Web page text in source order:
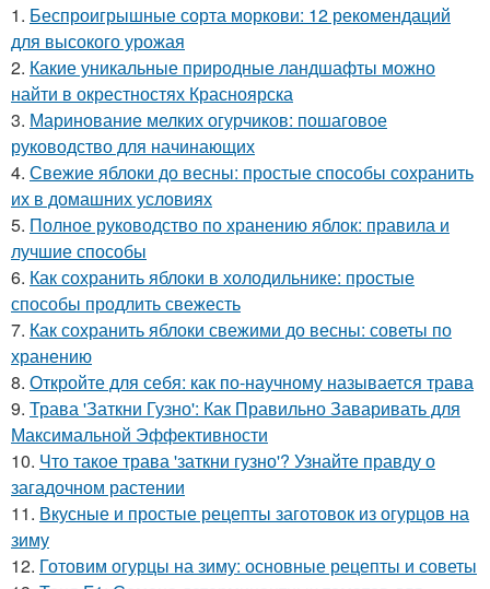
1. Беспроигрышные сорта моркови: 12 рекомендаций
для высокого урожая
2. Какие уникальные природные ландшафты можно
найти в окрестностях Красноярска
3. Маринование мелких огурчиков: пошаговое
руководство для начинающих
4. Свежие яблоки до весны: простые способы сохранить
их в домашних условиях
5. Полное руководство по хранению яблок: правила и
лучшие способы
6. Как сохранить яблоки в холодильнике: простые
способы продлить свежесть
7. Как сохранить яблоки свежими до весны: советы по
хранению
8. Откройте для себя: как по-научному называется трава
9. Трава 'Заткни Гузно': Как Правильно Заваривать для
Максимальной Эффективности
10. Что такое трава 'заткни гузно'? Узнайте правду о
загадочном растении
11. Вкусные и простые рецепты заготовок из огурцов на
зиму
12. Готовим огурцы на зиму: основные рецепты и советы